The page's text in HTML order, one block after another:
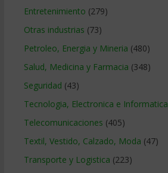
Entretenimiento (279)
Otras industrias (73)
Petroleo, Energia y Mineria (480)
Salud, Medicina y Farmacia (348)
Seguridad (43)
Tecnologia, Electronica e Informatica
Telecomunicaciones (405)
Textil, Vestido, Calzado, Moda (47)
Transporte y Logistica (223)